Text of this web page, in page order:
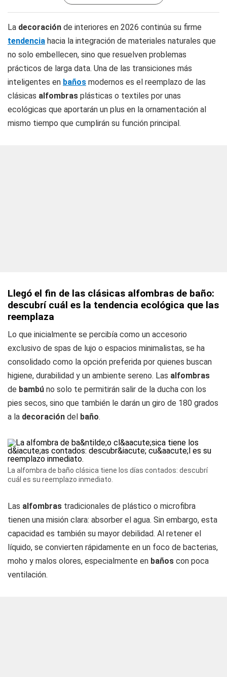
La decoración de interiores en 2026 continúa su firme
tendencia hacia la integración de materiales naturales que
no solo embellecen, sino que resuelven problemas
prácticos de larga data. Una de las transiciones más
inteligentes en baños modernos es el reemplazo de las
clásicas alfombras plásticas o textiles por unas
ecológicas que aportarán un plus en la ornamentación al
mismo tiempo que cumplirán su función principal.
Llegó el fin de las clásicas alfombras de baño:
descubrí cuál es la tendencia ecológica que las
reemplaza
Lo que inicialmente se percibía como un accesorio
exclusivo de spas de lujo o espacios minimalistas, se ha
consolidado como la opción preferida por quienes buscan
higiene, durabilidad y un ambiente sereno. Las alfombras
de bambú no solo te permitirán salir de la ducha con los
pies secos, sino que también le darán un giro de 180 grados
a la decoración del baño.
La alfombra de baño clásica tiene los días contados: descubrí
cuál es su reemplazo inmediato.
Las alfombras tradicionales de plástico o microfibra
tienen una misión clara: absorber el agua. Sin embargo, esta
capacidad es también su mayor debilidad. Al retener el
líquido, se convierten rápidamente en un foco de bacterias,
moho y malos olores, especialmente en baños con poca
ventilación.